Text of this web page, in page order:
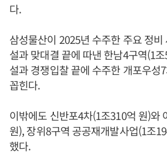
다.
삼성물산이 2025년 수주한 주요 정
설과 맞대결 끝에 따낸 한남4구역(1
설과 경쟁입찰 끝에 수주한 개포우성
꼽힌다.
이밖에도 신반포4차(1조310억 원)와
원), 장위8구역 공공재개발사업(1조
했다.